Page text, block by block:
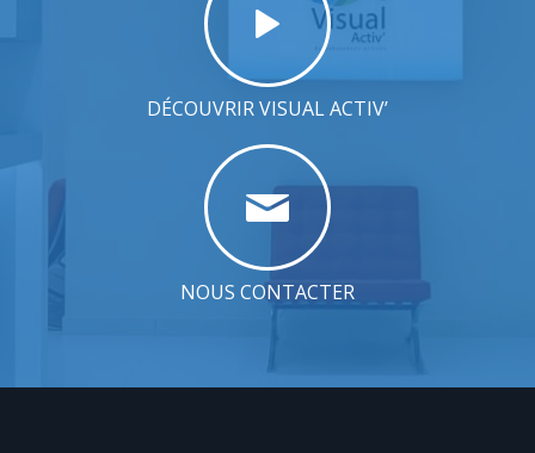
DÉCOUVRIR VISUAL ACTIV’
NOUS CONTACTER